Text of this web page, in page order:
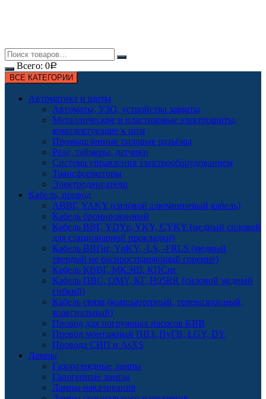
Всего: 0Р
ВСЕ КАТЕГОРИИ
Автоматика и щиты
Автоматы, УЗО, устройства защиты
Металлические и пластиковые электрощиты,
комплектующие к ним
Промышленные силовые разъёмы
Реле, таймеры, датчики
Система управления электрооборудованием
Трансформаторы
Электродвигатели
Кабель, провод
АВВГ, YAKY (силовой алюминиевый кабель)
Кабель бронированный
Кабель ВВГ, YDYp, YKY, CYKY (медный силовой
для стационарной прокладки)
Кабель ВВГнг, YnKY, -LS, -FRLS (медный
твердый не распространяющий горение)
Кабель КВВГ, МКЭШ, КПСнг
Кабель ПВС, OMY, КГ, H05RR (силовой медный
гибкий)
Кабель связи (компьютерный, телевизионный,
коаксиальный)
Провод для погружных насосов КВВ
Провод монтажный ПВЗ, ПуГВ, LGY, DY
Провода СИП и AsXS
Лампы
Газоразрядные лампы
Галогенные лампы
Лампы накаливания